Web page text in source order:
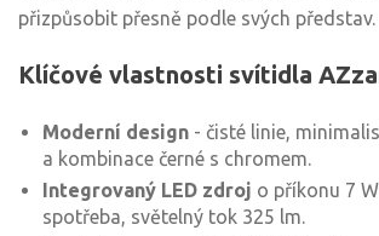
přizpůsobit přesně podle svých představ.
Klíčové vlastnosti svítidla
Moderní design - čisté linie,
a kombinace černé s chromem.
Integrovaný LED zdroj o příkonu 7
spotřeba, světelný tok 325 lm.